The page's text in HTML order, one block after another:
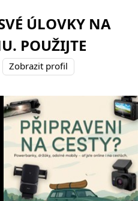
ÚLOVKY NA
POUŽIJTE
Zobrazit profil